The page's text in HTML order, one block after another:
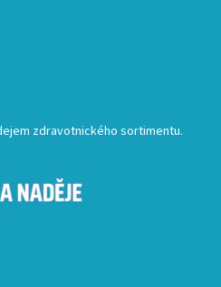
zdravotnického sortimentu.